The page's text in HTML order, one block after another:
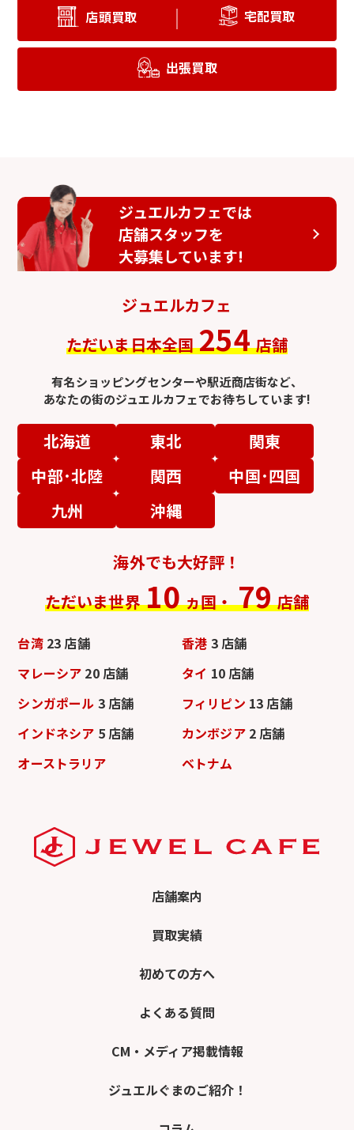
店頭買取 宅配買取
出張買取
ジュエルカフェでは
店舗スタッフを
大募集しています!
ジュエルカフェ
ただいま日本全国 254 店舗
有名ショッピングセンターや駅近商店街など、
あなたの街のジュエルカフェでお待ちしています!
北海道 東北
関東
中部･北陸
関西
中国･四国
九州
沖縄
海外でも大好評！
ただいま世界 10 ヵ国・ 79 店舗
台湾 23 店舗 香港 3 店舗
マレーシア 20 店舗 タイ 10 店舗
シンガポール 3 店舗 フィリピン 13 店舗
インドネシア 5 店舗 カンボジア 2 店舗
オーストラリア
ベトナム
店舗案内
買取実績
初めての方へ
よくある質問
CM・メディア掲載情報
ジュエルぐまのご紹介！